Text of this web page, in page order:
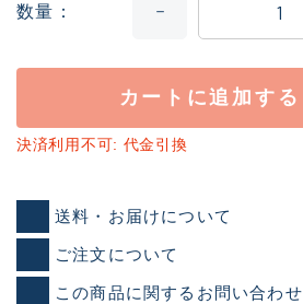
数量
カートに追加する
決済利用不可: 代金引換
送料・お届けについて
ご注文について
この商品に関するお問い合わせ